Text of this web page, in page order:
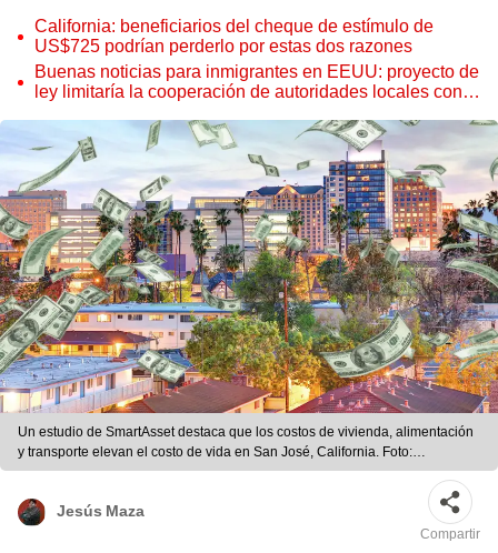
California: beneficiarios del cheque de estímulo de
US$725 podrían perderlo por estas dos razones
Buenas noticias para inmigrantes en EEUU: proyecto de
ley limitaría la cooperación de autoridades locales con
Un estudio de SmartAsset destaca que los costos de vivienda, alimentación
y transporte elevan el costo de vida en San José, California. Foto:
composición LR/Facts
Jesús Maza
Compartir